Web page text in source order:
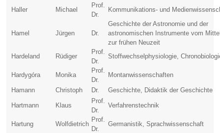
Haller Michael
Prof.
Dr.
Kommunikations- und
Hamel Jürgen Dr.
Geschichte der Astronomie und der
astronomischen Instrumente vom
zur frühen Neuzeit
Hardeland
Rüdiger
Prof.
Dr.
Stoffwechselphysiologie,
Hardygóra Monika
Prof.
Dr.
Montanwissenschaften
Hamann Christoph Dr. Geschichte, Didaktik der Geschichte
Hartmann Klaus
Prof.
Dr.
Verfahrenstechnik
Hartung Wolfdietrich
Prof.
Dr.
Germanistik, Sprachwissenschaft